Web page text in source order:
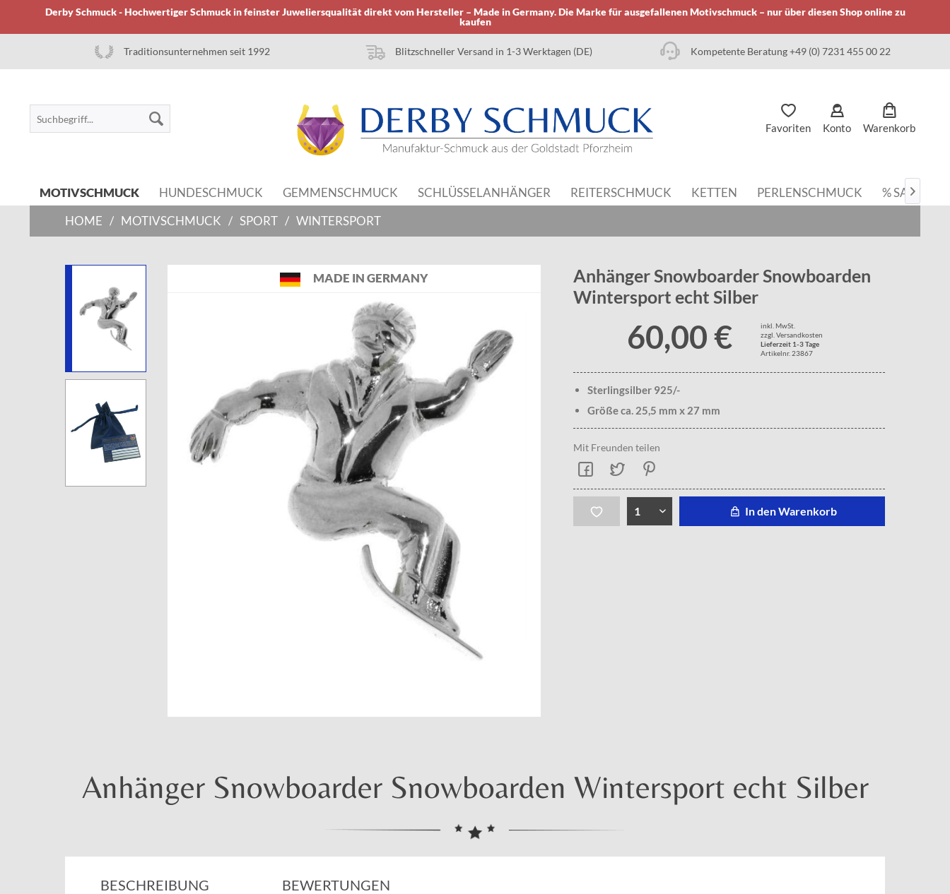
Derby Schmuck - Hochwertiger Schmuck in feinster Juweliersqualität direkt vom Hersteller – Made in Germany. Die Marke für ausgefallenen Motivschmuck – nur über diesen Shop online zu
kaufen
Traditionsunternehmen seit 1992 Blitzschneller Versand in 1-3 Werktagen (DE) Kompetente Beratung +49 (0) 7231 455 00 22
Favoriten Konto Warenkorb
MOTIVSCHMUCK HUNDESCHMUCK GEMMENSCHMUCK SCHLÜSSELANHÄNGER REITERSCHMUCK KETTEN PERLENSCHMUCK % SALE

HOME / MOTIVSCHMUCK / SPORT / WINTERSPORT
MADE IN GERMANY
Anhänger Snowboarder Snowboarden
Wintersport echt Silber
60,00 €
inkl. MwSt.
zzgl. Versandkosten
Lieferzeit 1-3 Tage
Artikelnr. 23867
Sterlingsilber 925/-
Größe ca. 25,5 mm x 27 mm
Mit Freunden teilen
In den Warenkorb
Anhänger Snowboarder Snowboarden Wintersport echt Silber
BESCHREIBUNG BEWERTUNGEN